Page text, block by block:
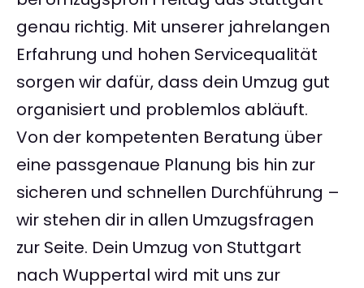
genau richtig. Mit unserer jahrelangen
Erfahrung und hohen Servicequalität
sorgen wir dafür, dass dein Umzug gut
organisiert und problemlos abläuft.
Von der kompetenten Beratung über
eine passgenaue Planung bis hin zur
sicheren und schnellen Durchführung –
wir stehen dir in allen Umzugsfragen
zur Seite. Dein Umzug von Stuttgart
nach Wuppertal wird mit uns zur